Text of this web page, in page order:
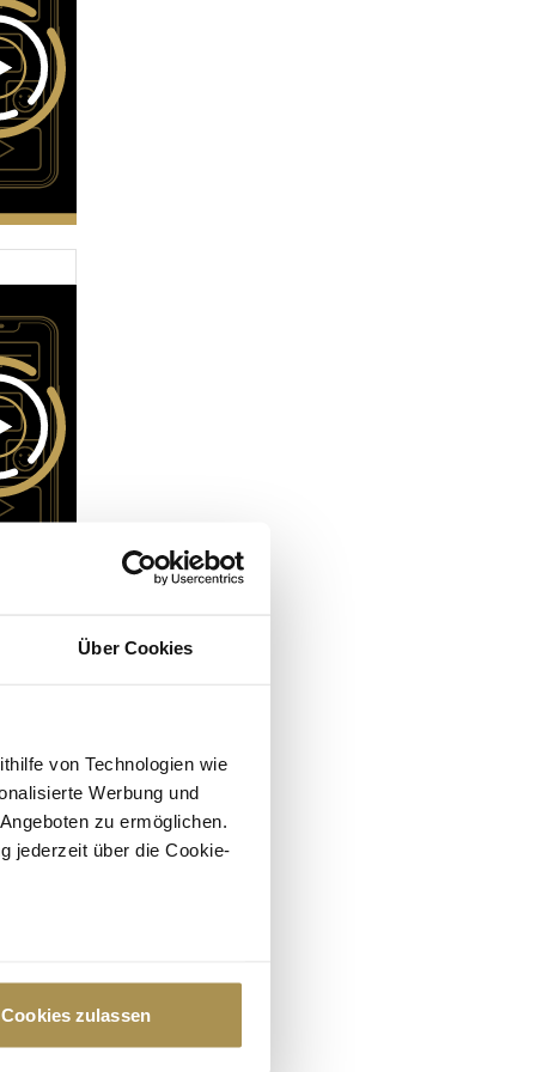
Über Cookies
von Technologien wie
Werbung und
zu ermöglichen.
jederzeit über die Cookie-
Präferenzen im
Cookies zulassen